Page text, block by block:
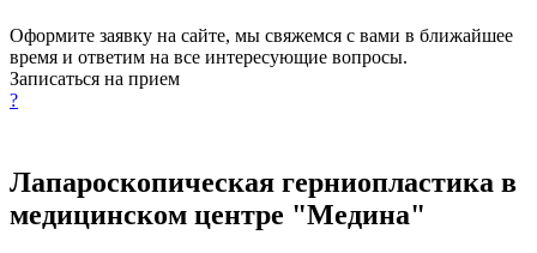
Оформите заявку на сайте, мы свяжемся с вами в ближайшее
время и ответим на все интересующие вопросы.
Записаться на прием
?
Лапароскопическая герниопластика в
медицинском центре "Медина"